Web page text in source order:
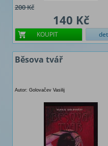
200 Kč
140 Kč
KOUPIT
Běsova tvář
Autor: Golovačev Vasilij